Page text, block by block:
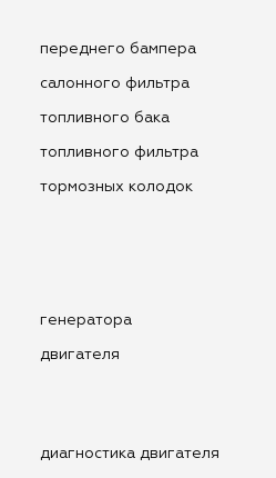
переднего бампера
салонного фильтра
топливного бака
топливного фильтра
тормозных колодок
генератора
двигателя
диагностика двигателя